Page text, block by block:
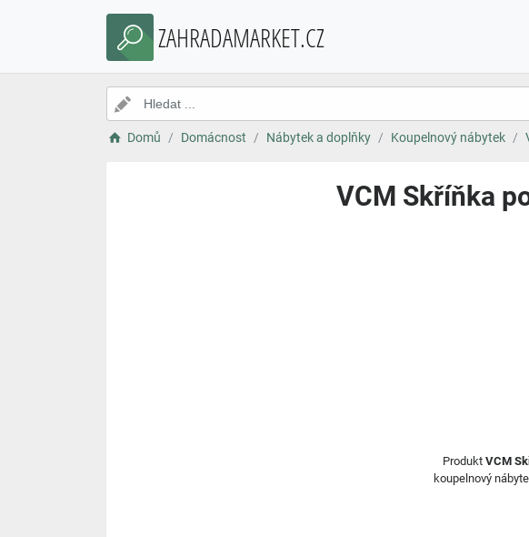
ZAHRADAMARKET.CZ
Domů Domácnost Nábytek a doplňky Koupelnový nábytek
VCM Skříňka
Produkt VCM
koupelnový